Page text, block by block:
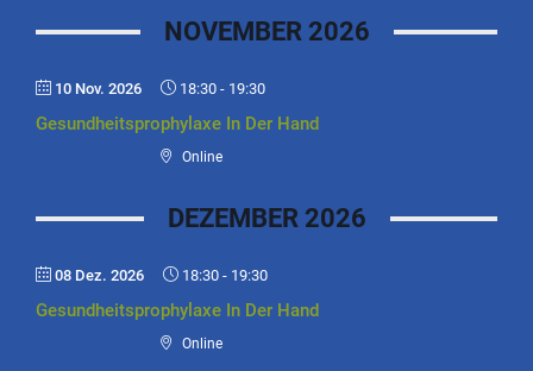
NOVEMBER 2026
10 Nov. 2026 18:30 - 19:30
Gesundheitsprophylaxe In Der Hand
Online
DEZEMBER 2026
08 Dez. 2026 18:30 - 19:30
Gesundheitsprophylaxe In Der Hand
Online